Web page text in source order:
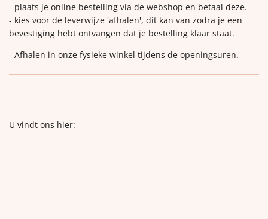
- plaats je online bestelling via de webshop en betaal deze.
- kies voor de leverwijze 'afhalen', dit kan van zodra je een
bevestiging hebt ontvangen dat je bestelling klaar staat.
- Afhalen in onze fysieke winkel tijdens de openingsuren.
U vindt ons hier: